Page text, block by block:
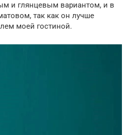
и глянцевым вариантом, и в
так как он лучше
моей гостиной.